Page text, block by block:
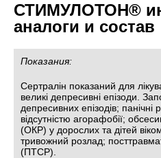
СТИМУЛОТОН®
аналоги и состав
Показания:
Сертралін показаний для
великі депресивні епізоди.
депресивних епізодів;
відсутністю агорафобії;
(ОКР) у дорослих та дітей
тривожний розлад;
(ПТСР).